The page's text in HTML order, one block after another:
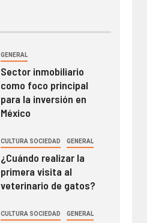
GENERAL
Sector inmobiliario
como foco principal
para la inversión en
México
CULTURA SOCIEDAD GENERAL
¿Cuándo realizar la
primera visita al
veterinario de gatos?
CULTURA SOCIEDAD GENERAL